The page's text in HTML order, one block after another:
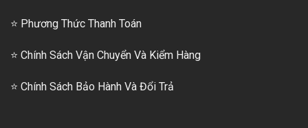
⭐ Phương Thức Thanh Toán
⭐ Chính Sách Vận Chuyển Và Kiểm Hàng
⭐ Chính Sách Bảo Hành Và Đổi Trả